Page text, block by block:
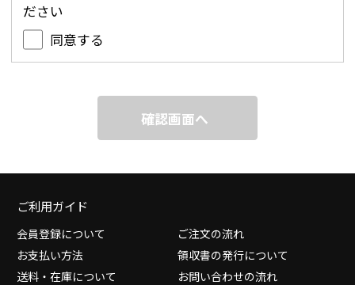
ださい
同意する
確認画面へ
ご利用ガイド
会員登録について
ご注文の流れ
お支払い方法
領収書の発行について
送料・在庫について
お問い合わせの流れ